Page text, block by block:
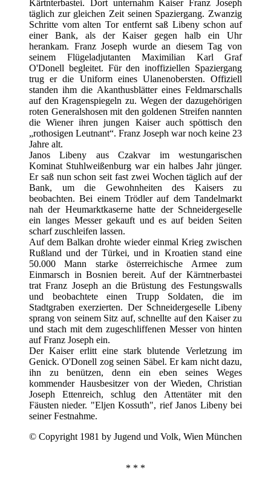
Kärtnterbastei. Dort unternahm Kaiser Franz Joseph
täglich zur gleichen Zeit seinen Spaziergang. Zwanzig
Schritte vom alten Tor entfernt saß Libeny schon auf
einer Bank, als der Kaiser gegen halb ein Uhr
herankam. Franz Joseph wurde an diesem Tag von
seinem Flügeladjutanten Maximilian Karl Graf
O'Donell begleitet. Für den inoffiziellen Spaziergang
trug er die Uniform eines Ulanenobersten. Offiziell
standen ihm die Akanthusblätter eines Feldmarschalls
auf den Kragenspiegeln zu. Wegen der dazugehörigen
roten Generalshosen mit den goldenen Streifen nannten
die Wiener ihren jungen Kaiser auch spöttisch den
„rothosigen Leutnant“. Franz Joseph war noch keine 23
Jahre alt.
Janos Libeny aus Czakvar im westungarischen
Kominat Stuhlweißenburg war ein halbes Jahr jünger.
Er saß nun schon seit fast zwei Wochen täglich auf der
Bank, um die Gewohnheiten des Kaisers zu
beobachten. Bei einem Trödler auf dem Tandelmarkt
nah der Heumarktkaserne hatte der Schneidergeselle
ein langes Messer gekauft und es auf beiden Seiten
scharf zuschleifen lassen.
Auf dem Balkan drohte wieder einmal Krieg zwischen
Rußland und der Türkei, und in Kroatien stand eine
50.000 Mann starke österreichische Armee zum
Einmarsch in Bosnien bereit. Auf der Kärntnerbastei
trat Franz Joseph an die Brüstung des Festungswalls
und beobachtete einen Trupp Soldaten, die im
Stadtgraben exerzierten. Der Schneidergeselle Libeny
sprang von seinem Sitz auf, schnellte auf den Kaiser zu
und stach mit dem zugeschliffenen Messer von hinten
auf Franz Joseph ein.
Der Kaiser erlitt eine stark blutende Verletzung im
Genick. O'Donell zog seinen Säbel. Er kam nicht dazu,
ihn zu benützen, denn ein eben seines Weges
kommender Hausbesitzer von der Wieden, Christian
Joseph Ettenreich, schlug den Attentäter mit den
Fäusten nieder. "Eljen Kossuth", rief Janos Libeny bei
seiner Festnahme.
© Copyright 1981 by Jugend und Volk, Wien München
* * *